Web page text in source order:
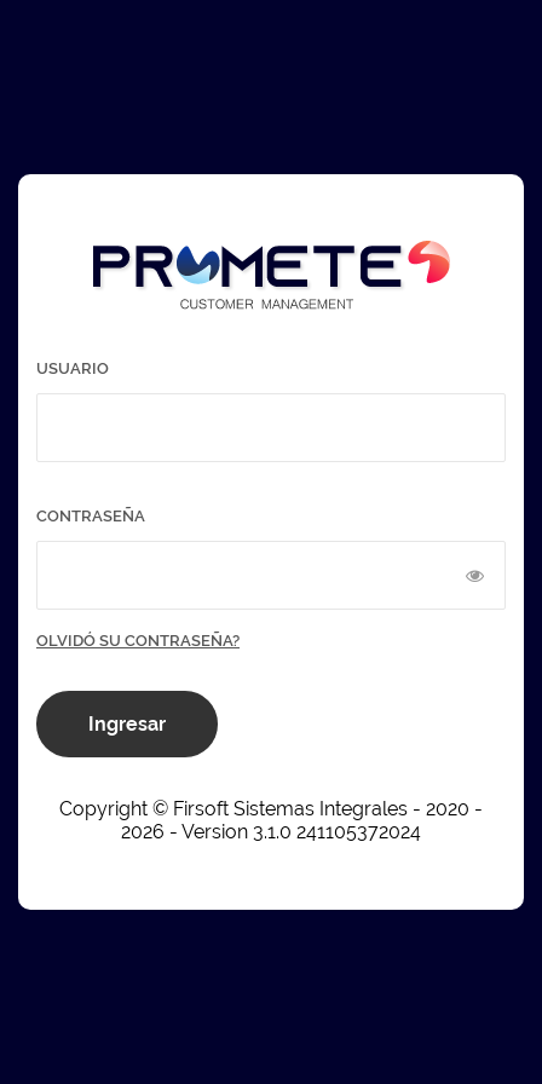
USUARIO
CONTRASEÑA
OLVIDÓ SU CONTRASEÑA?
Ingresar
Copyright © Firsoft Sistemas Integrales - 2020 -
2026 - Version 3.1.0 241105372024